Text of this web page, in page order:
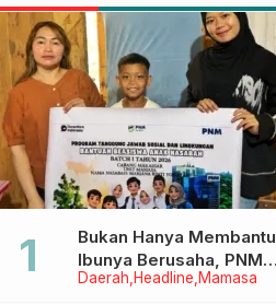
Daerah Headline Mamasa
Bukan Hanya Membantu
Ibunya Berusaha, PNM
Juga Menjaga Mimpi